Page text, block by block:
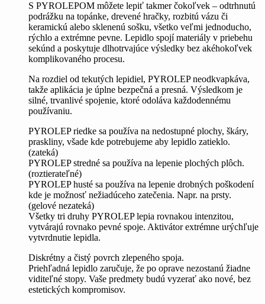
S PYROLEPOM môžete lepiť takmer čokoľvek – odtrhnutú
podrážku na topánke, drevené hračky, rozbitú vázu či
keramickú alebo sklenenú sošku, všetko veľmi jednoducho,
rýchlo a extrémne pevne. Lepidlo spojí materiály v priebehu
sekúnd a poskytuje dlhotrvajúce výsledky bez akéhokoľvek
komplikovaného procesu.
Na rozdiel od tekutých lepidiel, PYROLEP neodkvapkáva,
takže aplikácia je úplne bezpečná a presná. Výsledkom je
silné, trvanlivé spojenie, ktoré odoláva každodennému
používaniu.
PYROLEP riedke sa používa na nedostupné plochy, škáry,
praskliny, všade kde potrebujeme aby lepidlo zatieklo.
(zateká)
PYROLEP stredné sa používa na lepenie plochých plôch.
(roztierateľné)
PYROLEP husté sa používa na lepenie drobných poškodení
kde je možnosť nežiadúceho zatečenia. Napr. na prsty.
(gelové nezateká)
Všetky tri druhy PYROLEP lepia rovnakou intenzitou,
vytvárajú rovnako pevné spoje. Aktivátor extrémne urýchľuje
vytvrdnutie lepidla.
Diskrétny a čistý povrch zlepeného spoja.
Priehľadná lepidlo zaručuje, že po oprave nezostanú žiadne
viditeľné stopy. Vaše predmety budú vyzerať ako nové, bez
estetických kompromisov.